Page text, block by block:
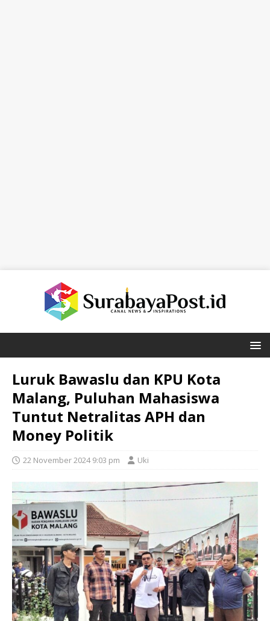
Luruk Bawaslu dan KPU Kota
Malang, Puluhan Mahasiswa
Tuntut Netralitas APH dan
Money Politik
22 November 2024 9:03 pm Uki